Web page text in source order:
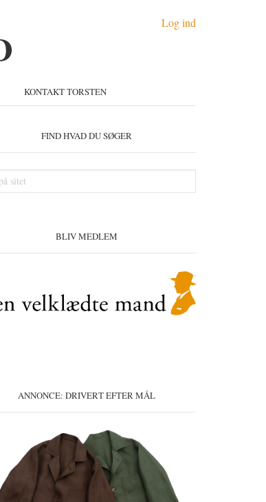
Log ind
KONTAKT TORSTEN
FIND HVAD DU SØGER
BLIV MEDLEM
ANNONCE: DRIVERT EFTER MÅL